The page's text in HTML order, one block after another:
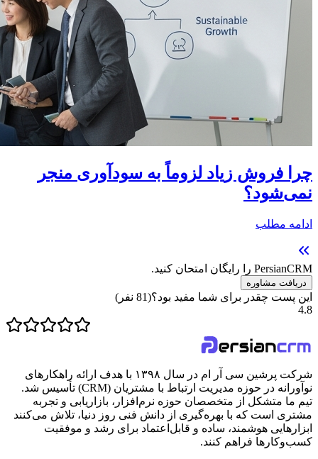
چرا فروش زیاد لزوماً به سودآوری منجر
نمی‌شود؟
ادامه مطلب
PersianCRM را رایگان امتحان کنید.
دریافت مشاوره
این پست چقدر برای شما مفید بود؟(
81 نفر)
4.8
شرکت پرشین سی آر ام در سال ۱۳۹۸ با هدف ارائه راهکارهای
نوآورانه در حوزه مدیریت ارتباط با مشتریان (CRM) تأسیس شد.
تیم ما متشکل از متخصصان حوزه نرم‌افزار، بازاریابی و تجربه
مشتری است که با بهره‌گیری از دانش فنی روز دنیا، تلاش می‌کنند
ابزارهایی هوشمند، ساده و قابل‌اعتماد برای رشد و موفقیت
کسب‌وکارها فراهم کنند.